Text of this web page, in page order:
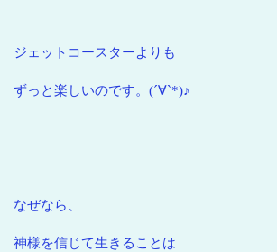
ジェットコースターよりも
ずっと楽しいのです。(´∀`*)♪
なぜなら、
神様を信じて生きることは